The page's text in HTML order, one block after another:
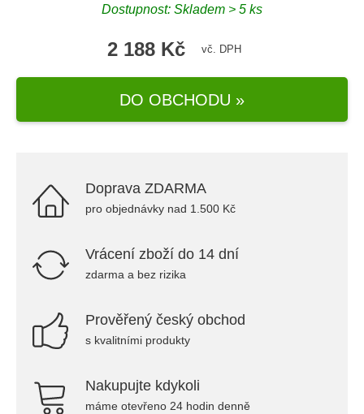
Dostupnost: Skladem > 5 ks
2 188 Kč vč. DPH
DO OBCHODU »
Doprava ZDARMA
pro objednávky nad 1.500 Kč
Vrácení zboží do 14 dní
zdarma a bez rizika
Prověřený český obchod
s kvalitními produkty
Nakupujte kdykoli
máme otevřeno 24 hodin denně